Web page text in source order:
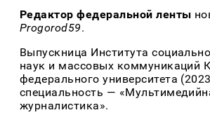
Редактор федеральной ленты
Progorod59.
Выпускница Института
наук и массовых коммуникаций
федерального университета
специальность —
журналистика».